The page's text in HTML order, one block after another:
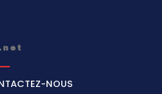
NOUS